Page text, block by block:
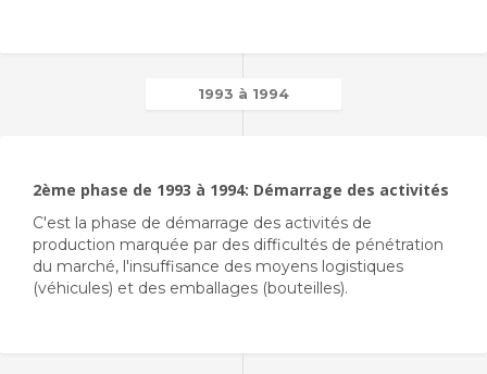
1993 à 1994
2ème phase de 1993 à 1994: Démarrage des activités
C'est la phase de démarrage des activités de
production marquée par des difficultés de pénétration
du marché, l'insuffisance des moyens logistiques
(véhicules) et des emballages (bouteilles).